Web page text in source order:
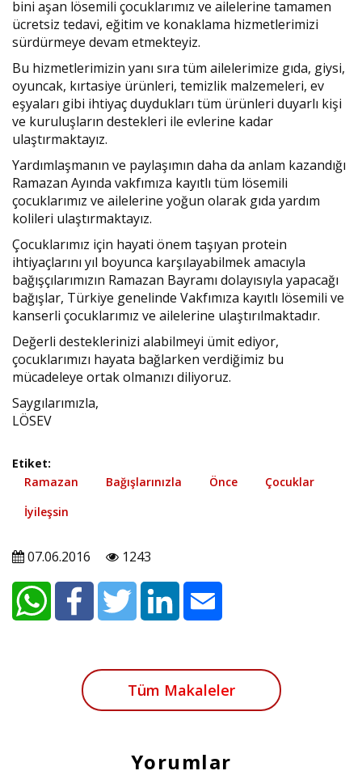
bini aşan lösemili çocuklarımız ve ailelerine tamamen
ücretsiz tedavi, eğitim ve konaklama hizmetlerimizi
sürdürmeye devam etmekteyiz.
Bu hizmetlerimizin yanı sıra tüm ailelerimize gıda, giysi,
oyuncak, kırtasiye ürünleri, temizlik malzemeleri, ev
eşyaları gibi ihtiyaç duydukları tüm ürünleri duyarlı kişi
ve kuruluşların destekleri ile evlerine kadar
ulaştırmaktayız.
Yardımlaşmanın ve paylaşımın daha da anlam kazandığı
Ramazan Ayında vakfımıza kayıtlı tüm lösemili
çocuklarımız ve ailelerine yoğun olarak gıda yardım
kolileri ulaştırmaktayız.
Çocuklarımız için hayati önem taşıyan protein
ihtiyaçlarını yıl boyunca karşılayabilmek amacıyla
bağışçılarımızın Ramazan Bayramı dolayısıyla yapacağı
bağışlar, Türkiye genelinde Vakfımıza kayıtlı lösemili ve
kanserli çocuklarımız ve ailelerine ulaştırılmaktadır.
Değerli desteklerinizi alabilmeyi ümit ediyor,
çocuklarımızı hayata bağlarken verdiğimiz bu
mücadeleye ortak olmanızı diliyoruz.
Saygılarımızla,
LÖSEV
Etiket:
Ramazan
Bağışlarınızla Önce
Çocuklar
İyileşsin
07.06.2016 1243
Tüm Makaleler
Yorumlar